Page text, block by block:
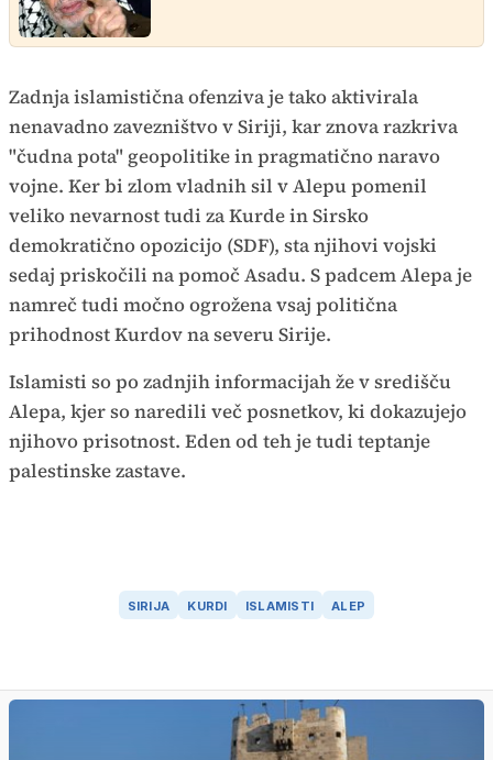
Zadnja islamistična ofenziva je tako aktivirala
nenavadno zavezništvo v Siriji, kar znova razkriva
"čudna pota" geopolitike in pragmatično naravo
vojne. Ker bi zlom vladnih sil v Alepu pomenil
veliko nevarnost tudi za Kurde in Sirsko
demokratično opozicijo (SDF), sta njihovi vojski
sedaj priskočili na pomoč Asadu. S padcem Alepa je
namreč tudi močno ogrožena vsaj politična
prihodnost Kurdov na severu Sirije.
Islamisti so po zadnjih informacijah že v središču
Alepa, kjer so naredili več posnetkov, ki dokazujejo
njihovo prisotnost. Eden od teh je tudi teptanje
palestinske zastave.
SIRIJA KURDI ISLAMISTI ALEP